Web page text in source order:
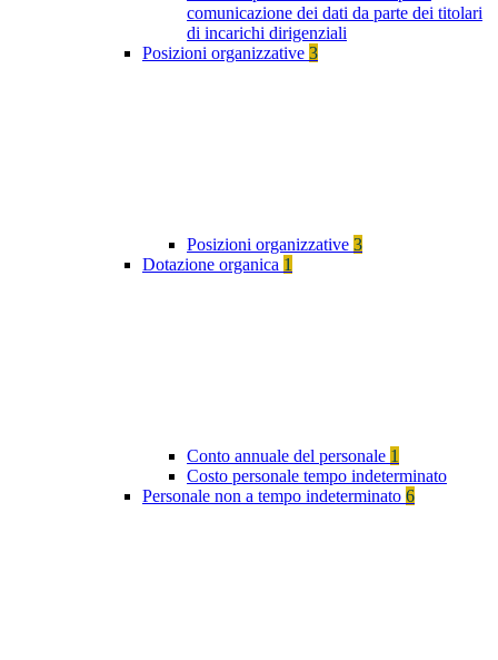
comunicazione dei dati da parte dei titolari
di incarichi dirigenziali
Posizioni organizzative 3
Posizioni organizzative 3
Dotazione organica 1
Conto annuale del personale 1
Costo personale tempo indeterminato
Personale non a tempo indeterminato 6